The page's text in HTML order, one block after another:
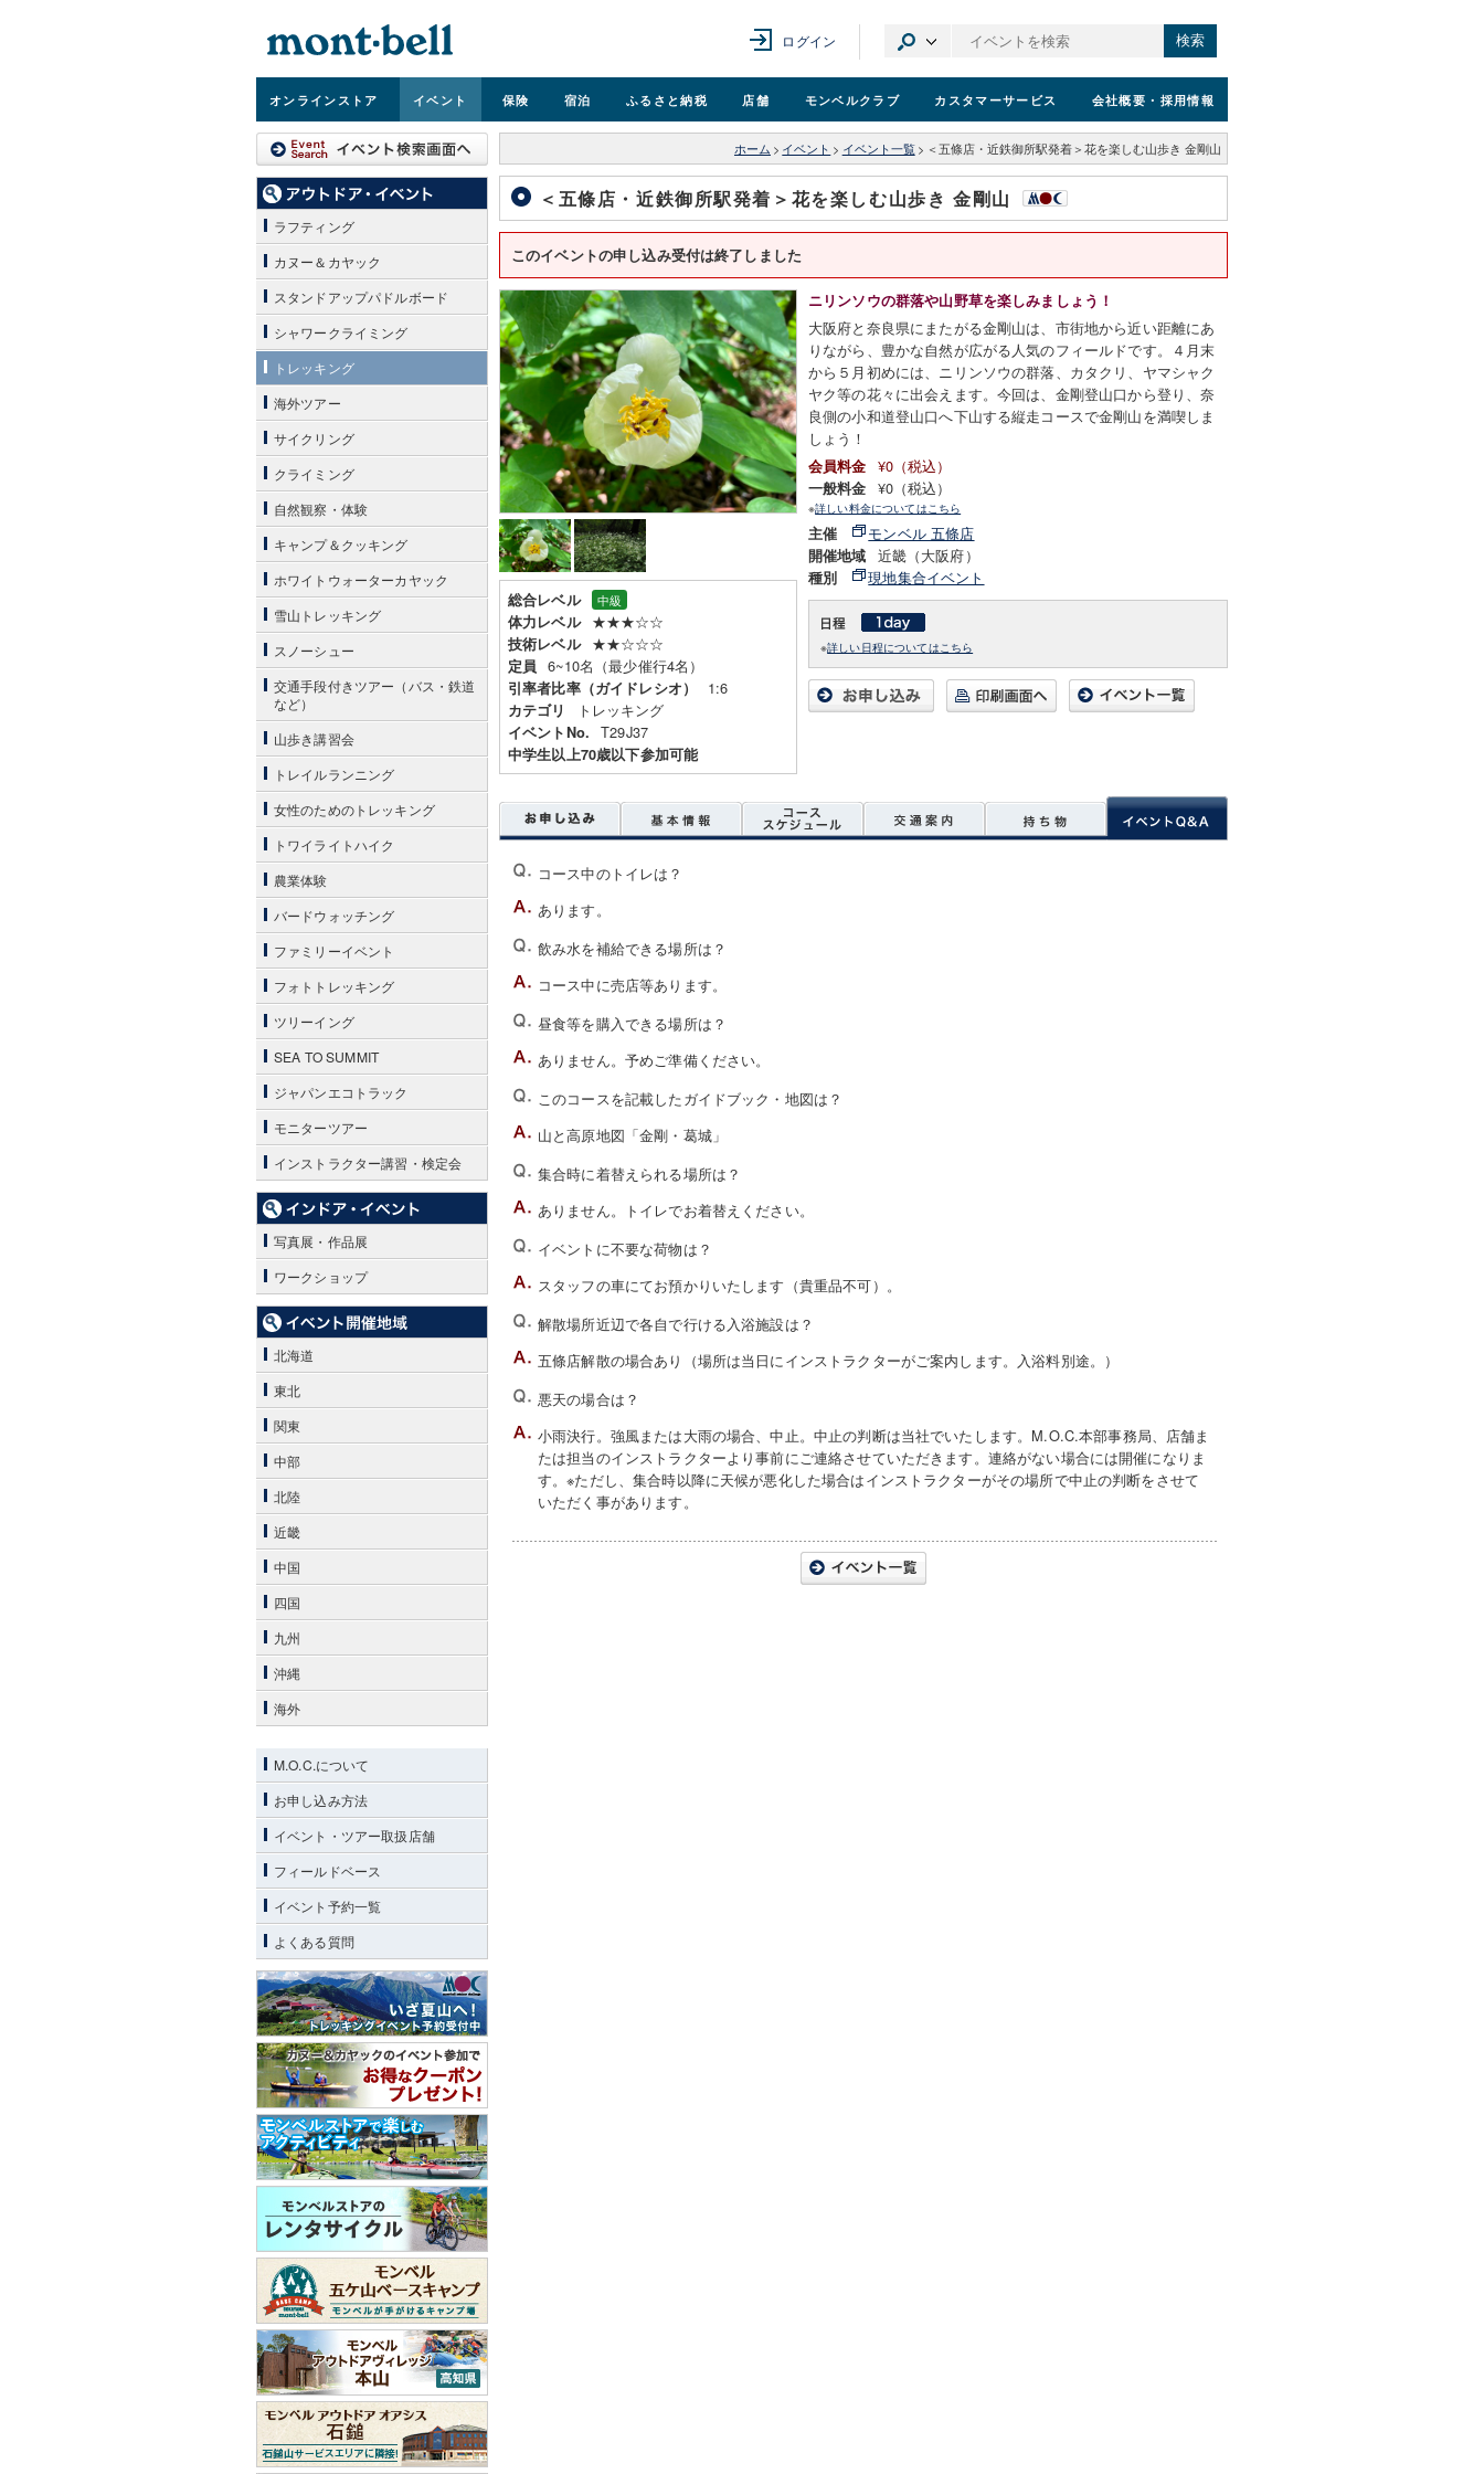
ログイン 検索
オンラインストア イベント 保険 宿泊 ふるさと納税 店舗 モンベルクラブ カスタマーサービス 会社概要 ・採用情報
ホーム > イベント > イベント一覧 > ＜五條店・近鉄御所駅発着＞花を楽しむ山歩き 金剛山
＜五條店・近鉄御所駅発着＞花を楽しむ山歩き 金剛山
このイベントの申し込み受付は終了しました
総合レベル 中級
体力レベル ★★★☆☆
技術レベル ★★☆☆☆
定員 6~10名（最少催行4名）
引率者比率（ガイドレシオ） 1:6
カテゴリ トレッキング
イベントNo. T29J37
中学生以上70歳以下参加可能
ニリンソウの群落や山野草を楽しみましょう！
大阪府と奈良県にまたがる金剛山は、市街地から近い距離にあ
りながら、豊かな自然が広がる人気のフィールドです。４月末
から５月初めには、ニリンソウの群落、カタクリ、ヤマシャク
ヤク等の花々に出会えます。今回は、金剛登山口から登り、奈
良側の小和道登山口へ下山する縦走コースで金剛山を満喫しま
しょう！
会員料金 ¥0（税込）
一般料金 ¥0（税込）
※詳しい料金についてはこちら
主催 モンベル 五條店
開催地域 近畿（大阪府）
種別 現地集合イベント
※詳しい日程についてはこちら
コース中のトイレは？
あります。
飲み水を補給できる場所は？
コース中に売店等あります。
昼食等を購入できる場所は？
ありません。予めご準備ください。
このコースを記載したガイドブック・地図は？
山と高原地図「金剛・葛城」
集合時に着替えられる場所は？
ありません。トイレでお着替えください。
イベントに不要な荷物は？
スタッフの車にてお預かりいたします（貴重品不可）。
解散場所近辺で各自で行ける入浴施設は？
五條店解散の場合あり（場所は当日にインストラクターがご案内します。入浴料別途。）
悪天の場合は？
小雨決行。強風または大雨の場合、中止。中止の判断は当社でいたします。M.O.C.本部事務局、店舗ま
たは担当のインストラクターより事前にご連絡させていただきます。連絡がない場合には開催になりま
す。※ただし、集合時以降に天候が悪化した場合はインストラクターがその場所で中止の判断をさせて
いただく事があります。
ラフティング
カヌー＆カヤック
スタンドアップパドルボード
シャワークライミング
トレッキング
海外ツアー
サイクリング
クライミング
自然観察・体験
キャンプ＆クッキング
ホワイトウォーターカヤック
雪山トレッキング
スノーシュー
交通手段付きツアー（バス・鉄道
など）
山歩き講習会
トレイルランニング
女性のためのトレッキング
トワイライトハイク
農業体験
バードウォッチング
ファミリーイベント
フォトトレッキング
ツリーイング
SEA TO SUMMIT
ジャパンエコトラック
モニターツアー
インストラクター講習・検定会
写真展・作品展
ワークショップ
北海道
東北
関東
中部
北陸
近畿
中国
四国
九州
沖縄
海外
M.O.C.について
お申し込み方法
イベント・ツアー取扱店舗
フィールドベース
イベント予約一覧
よくある質問